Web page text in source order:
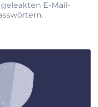
E-Mail-